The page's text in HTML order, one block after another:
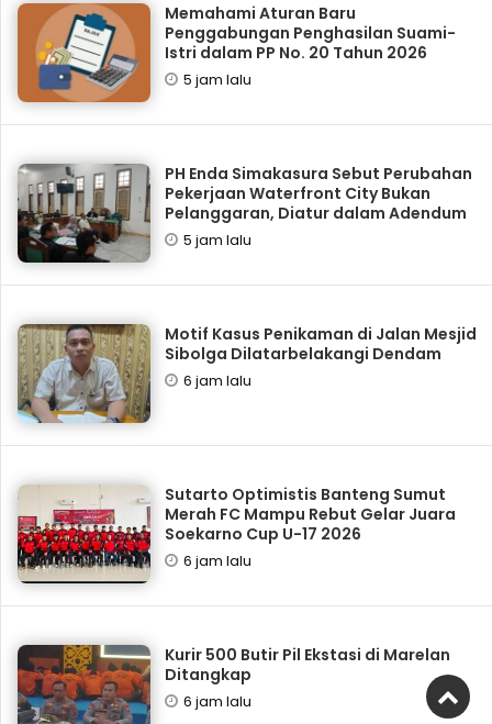
Memahami Aturan Baru
Penggabungan Penghasilan Suami-
Istri dalam PP No. 20 Tahun 2026
5 jam lalu
PH Enda Simakasura Sebut Perubahan
Pekerjaan Waterfront City Bukan
Pelanggaran, Diatur dalam Adendum
5 jam lalu
Motif Kasus Penikaman di Jalan Mesjid
Sibolga Dilatarbelakangi Dendam
6 jam lalu
Sutarto Optimistis Banteng Sumut
Merah FC Mampu Rebut Gelar Juara
Soekarno Cup U-17 2026
6 jam lalu
Kurir 500 Butir Pil Ekstasi di Marelan
Ditangkap
6 jam lalu